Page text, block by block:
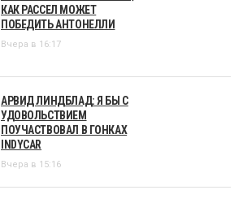
КАК РАССЕЛ МОЖЕТ
ПОБЕДИТЬ АНТОНЕЛЛИ
Вчера в 16:17
АРВИД ЛИНДБЛАД: Я БЫ С
УДОВОЛЬСТВИЕМ
ПОУЧАСТВОВАЛ В ГОНКАХ
INDYCAR
Вчера в 15:16